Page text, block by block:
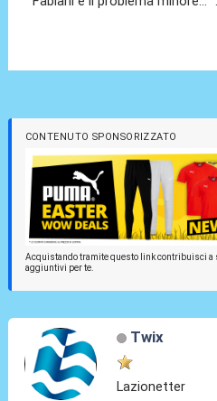
CONTENUTO SPONSORIZZATO
Acquistando tramite questo link contribuisci a
aggiuntivi per te.
Twix
Lazionetter